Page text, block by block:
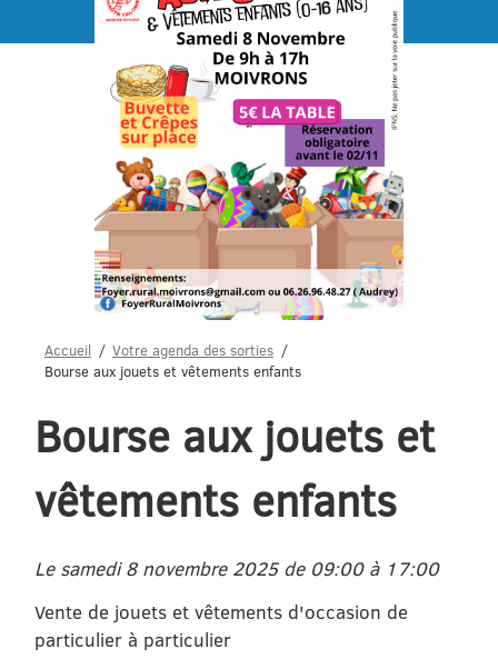
Menu
Accueil
Votre agenda des sorties
Bourse aux jouets et vêtements enfants
Bourse aux jouets et
vêtements enfants
Le samedi 8 novembre 2025 de 09:00 à 17:00
Vente de jouets et vêtements d'occasion de
particulier à particulier